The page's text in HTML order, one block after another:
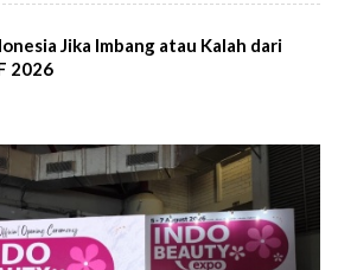
Jika Imbang atau Kalah dari
2026